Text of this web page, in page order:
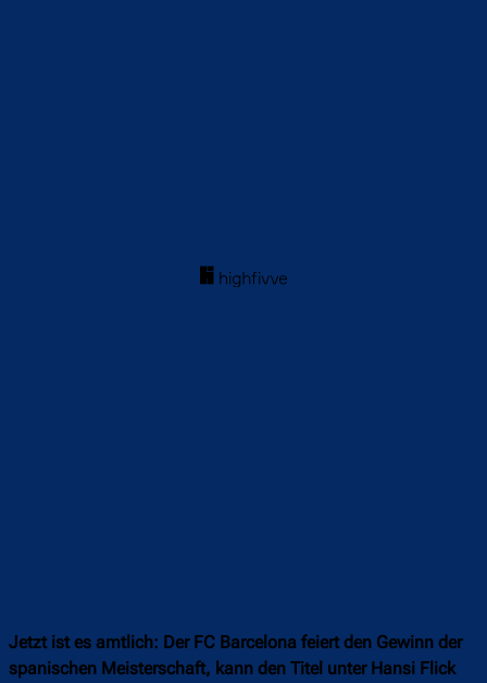
Jetzt ist es amtlich: Der FC Barcelona feiert den Gewinn der
spanischen Meisterschaft, kann den Titel unter Hansi Flick